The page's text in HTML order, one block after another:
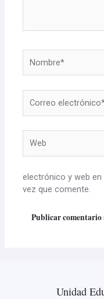
electrónico*
electrónico y web
vez que comente.
Unidad